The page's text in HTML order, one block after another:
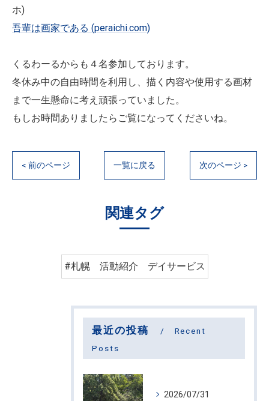
ホ)
吾輩は画家である (peraichi.com)
くるわーるからも４名参加しております。
冬休み中の自由時間を利用し、描く内容や使用する画材
まで一生懸命に考え頑張っていました。
もしお時間ありましたらご覧になってくださいね。
< 前のページ 一覧に戻る 次のページ >
関連タグ
#札幌 活動紹介 デイサービス
最近の投稿
Recent
Posts
2026/07/31